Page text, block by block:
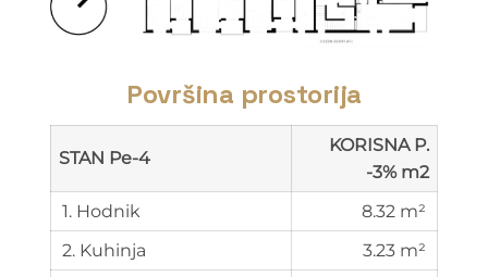
Površina prostorija
STAN Pe-4
KORISNA P.
-3% m2
1. Hodnik
8.32 m²
2. Kuhinja
3.23 m²